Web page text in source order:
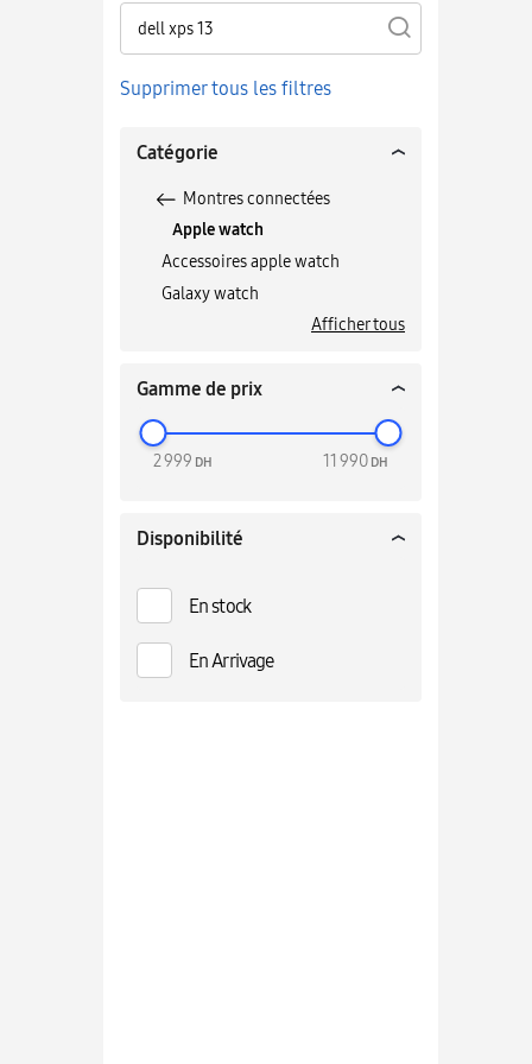
Supprimer tous les filtres
Catégorie
Montres connectées
Apple watch
Accessoires apple watch
Galaxy watch
Afficher tous
Gamme de prix
2 999 DH 11 990 DH
Disponibilité
En stock
En Arrivage